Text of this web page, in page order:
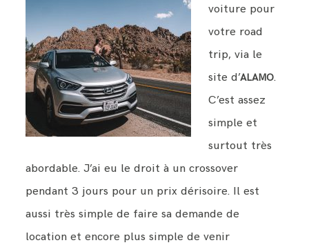
voiture pour
votre road
trip, via le
site d’ALAMO.
C’est assez
simple et
surtout très
abordable. J’ai eu le droit à un crossover
pendant 3 jours pour un prix dérisoire. Il est
aussi très simple de faire sa demande de
location et encore plus simple de venir